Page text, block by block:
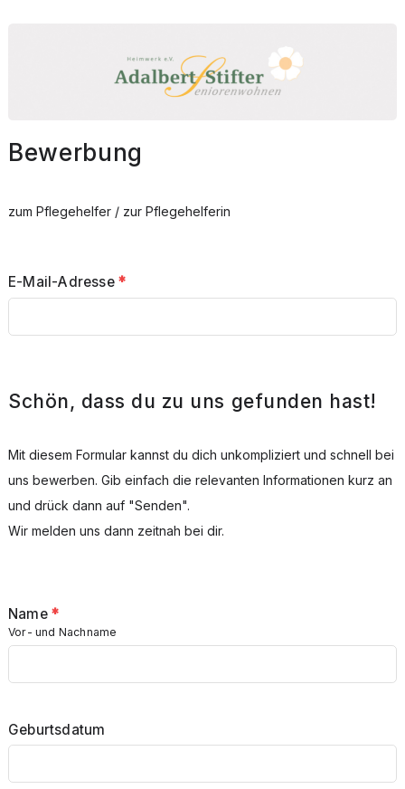
Bewerbung
zum Pflegehelfer / zur Pflegehelferin
E-Mail-Adresse *
Schön, dass du zu uns gefunden hast!
Mit diesem Formular kannst du dich unkompliziert und schnell bei
uns bewerben. Gib einfach die relevanten Informationen kurz an
und drück dann auf "Senden".
Wir melden uns dann zeitnah bei dir.
Name *
Vor- und Nachname
Geburtsdatum